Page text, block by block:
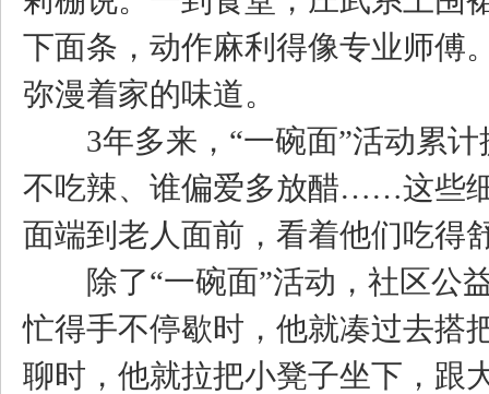
下面条，动作麻利得像专业师傅
弥漫着家的味道。
3年多来，“一碗面”活动累计
不吃辣、谁偏爱多放醋……这些
面端到老人面前，看着他们吃得
除了“一碗面”活动，社区公益
忙得手不停歇时，他就凑过去搭
聊时，他就拉把小凳子坐下，跟